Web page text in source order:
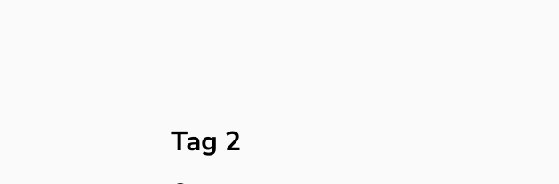
Tag 2